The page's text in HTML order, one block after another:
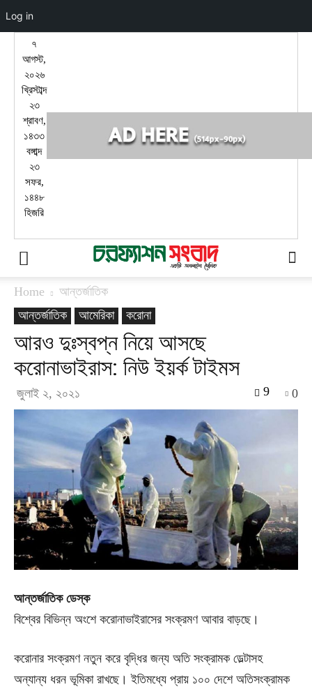
৭
আগস্ট,
২০২৬
খ্রিস্টাব্দ
২৩
শ্রাবণ,
১৪৩৩
বঙ্গাব্দ
২৩
সফর,
১৪৪৮
হিজরি
Home
আন্তর্জাতিক
আন্তর্জাতিক
আমেরিকা করোনা
আরও দুঃস্বপ্ন নিয়ে আসছে
করোনাভাইরাস: নিউ ইয়র্ক টাইমস
জুলাই ২, ২০২১ 0
9
আন্তর্জাতিক ডেস্ক
বিশ্বের বিভিন্ন অংশে করোনাভাইরাসের সংক্রমণ আবার বাড়ছে।
করোনার সংক্রমণ নতুন করে বৃদ্ধির জন্য অতি সংক্রামক ডেল্টাসহ
অন্যান্য ধরন ভূমিকা রাখছে। ইতিমধ্যে প্রায় ১০০ দেশে অতিসংক্রামক
Log in